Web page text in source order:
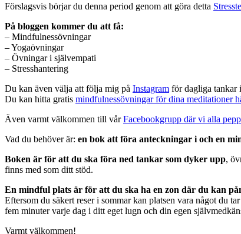
Förslagsvis börjar du denna period genom att göra detta
På bloggen kommer du att få:
– Mindfulnessövningar
– Yogaövningar
– Övningar i självempati
– Stresshantering
Du kan även välja att följa mig på Instagram för dagliga tankar
Du kan hitta gratis mindfulnessövningar för dina meditationer
Även varmt välkommen till vårFacebookgrupp där vi alla
Vad du behöver är: en bok att föra anteckningar i och en
Boken är för att du ska föra ned tankar som dyker upp,
finns med som ditt stöd.
En mindful plats är för att du ska ha en zon där du kan
Eftersom du säkert reser i sommar kan platsen vara något du
fem minuter varje dag i ditt eget lugn och din egen
Varmt välkommen!